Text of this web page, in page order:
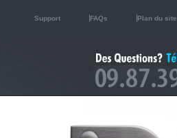
Support FAQs Plan du site